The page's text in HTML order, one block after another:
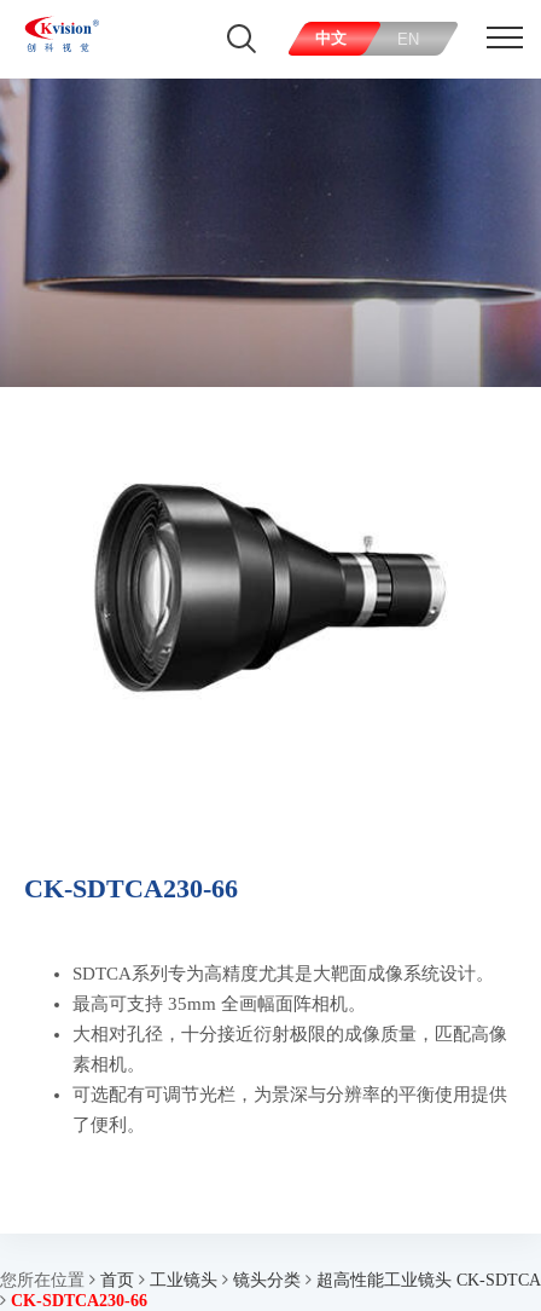
中文 EN
CK-SDTCA230-66
SDTCA系列专为高精度尤其是大靶面成像系统设计。
最高可支持 35mm 全画幅面阵相机。
大相对孔径，十分接近衍射极限的成像质量，匹配高像
素相机。
可选配有可调节光栏，为景深与分辨率的平衡使用提供
了便利。
您所在位置 首页 工业镜头 镜头分类
超高性能工业镜头 CK-SDTCA
CK-SDTCA230-66